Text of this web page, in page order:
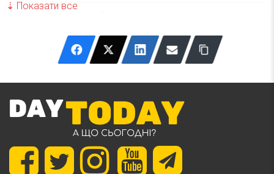
1819 – Вікторія